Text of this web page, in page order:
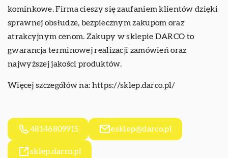
kominkowe. Firma cieszy się zaufaniem klientów dzięki
sprawnej obsłudze, bezpiecznym zakupom oraz
atrakcyjnym cenom. Zakupy w sklepie DARCO to
gwarancja terminowej realizacji zamówień oraz
najwyższej jakości produktów.
Więcej szczegółów na: https://sklep.darco.pl/
48146809915 esklep@darco.pl
sklep.darco.pl